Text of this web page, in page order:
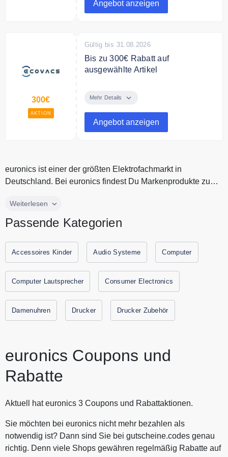
Nur solange der Vorrat reicht.
Angebot anzeigen
300€
AKTION
Gültig bis 31.08.2026
Bis zu 300€ Rabatt auf
ausgewählte Artikel
findest du aktuelle ECOVACS
Mehr Details
Angebot anzeigen
euronics ist einer der größten Elektrofachmarkt in
Deutschland. Bei euronics findest Du Markenprodukte zu
euronics ist einer der größten Elektrofachmarkt in
dauerhaft tiefen Preisen. Entdecke hochwertige Elektronik,
ist Dein Technikexperte mit rund 1300 Märkten
deutschlandweit. Spare jetzt durch Gutscheine.codes mit
den aktuellen Gutscheinen und Rabattaktionen von
euronics.
Weiterlesen
Passende Kategorien
Accessoires Kinder Audio Systeme Computer
Computer Lautsprecher Consumer Electronics
Damenuhren Drucker Drucker Zubehör
euronics Coupons und
Rabatte
Aktuell hat euronics 3 Coupons und Rabattaktionen.
Sie möchten bei euronics nicht mehr bezahlen als
notwendig ist? Dann sind Sie bei gutscheine.codes genau
richtig. Denn viele Shops gewähren regelmäßig Rabatte auf